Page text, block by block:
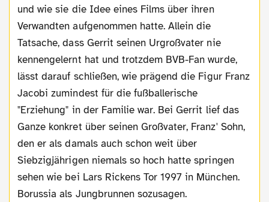
und wie sie die Idee eines Films über ihren
Verwandten aufgenommen hatte. Allein die
Tatsache, dass Gerrit seinen Urgroßvater nie
kennengelernt hat und trotzdem BVB-Fan wurde,
lässt darauf schließen, wie prägend die Figur Franz
Jacobi zumindest für die fußballerische
"Erziehung" in der Familie war. Bei Gerrit lief das
Ganze konkret über seinen Großvater, Franz' Sohn,
den er als damals auch schon weit über
Siebzigjährigen niemals so hoch hatte springen
sehen wie bei Lars Rickens Tor 1997 in München.
Borussia als Jungbrunnen sozusagen.